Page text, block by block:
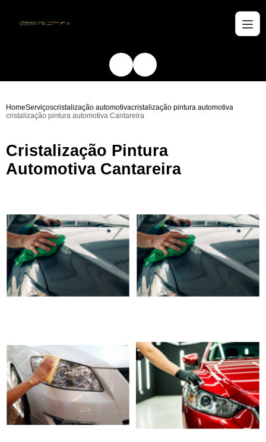
HomeServiçoscristalização automotivacristalização pintura automotiva
cristalização pintura automotiva Cantareira
Cristalização Pintura
Automotiva Cantareira